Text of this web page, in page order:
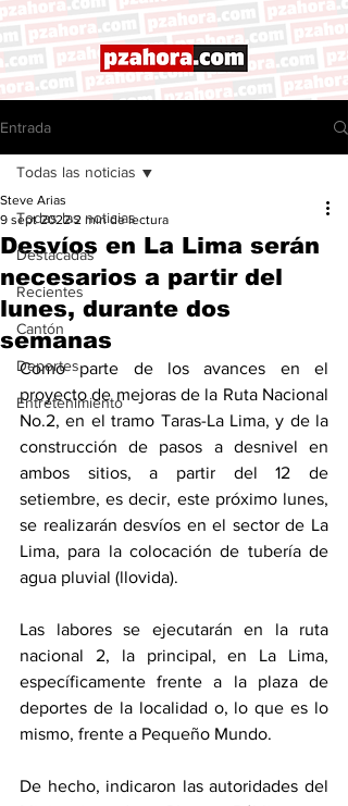
Entrada
Todas las noticias
Destacadas
Recientes
Cantón
Deportes
Entretenimiento
Todas las noticias
Desvíos en La Lima serán
necesarios a partir del
lunes, durante dos
semanas
Steve Arias
9 sept 2022 2 min de lectura
Como parte de los avances en el
proyecto de mejoras de la Ruta Nacional
No.2, en el tramo Taras-La Lima, y de la
construcción de pasos a desnivel en
ambos sitios, a partir del 12 de
setiembre, es decir, este próximo lunes,
se realizarán desvíos en el sector de La
Lima, para la colocación de tubería de
agua pluvial (llovida).
Las labores se ejecutarán en la ruta
nacional 2, la principal, en La Lima,
específicamente frente a la plaza de
deportes de la localidad o, lo que es lo
mismo, frente a Pequeño Mundo.
De hecho, indicaron las autoridades del